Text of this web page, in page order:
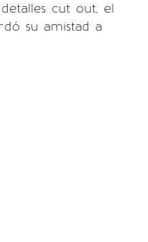
cut out, el
su amistad a